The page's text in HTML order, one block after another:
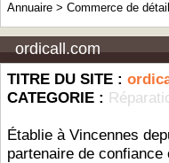
Annuaire > Commerce de détail
ordicall.com
TITRE DU SITE :
CATEGORIE :
Établie à Vincennes
partenaire de